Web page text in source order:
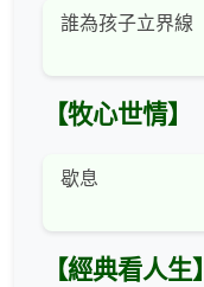
誰為孩子立界線
【牧心世情】
歇息
【經典看人生】